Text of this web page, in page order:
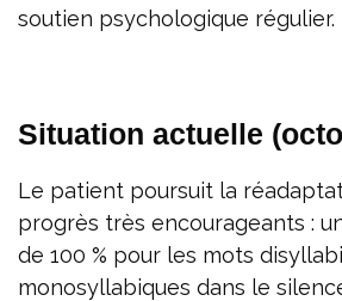
soutien psychologique régulier.
Situation actuelle
Le patient poursuit la
progrès très encourageants :
de 100 % pour les mots
monosyllabiques dans le